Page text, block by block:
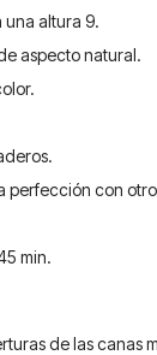
una altura 9.
aspecto natural.
perfección con
min.
de las canas